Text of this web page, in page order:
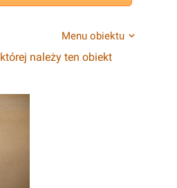
Menu obiektu
należy ten obiekt